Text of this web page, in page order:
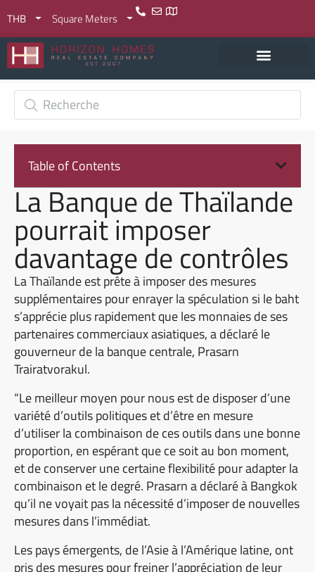
THB Square Meters
Table of Contents
La Banque de Thaïlande
pourrait imposer
davantage de contrôles
La Thaïlande est prête à imposer des mesures
supplémentaires pour enrayer la spéculation si le baht
s’apprécie plus rapidement que les monnaies de ses
partenaires commerciaux asiatiques, a déclaré le
gouverneur de la banque centrale, Prasarn
Trairatvorakul.
“Le meilleur moyen pour nous est de disposer d’une
variété d’outils politiques et d’être en mesure
d’utiliser la combinaison de ces outils dans une bonne
proportion, en espérant que ce soit au bon moment,
et de conserver une certaine flexibilité pour adapter la
combinaison et le degré. Prasarn a déclaré à Bangkok
qu’il ne voyait pas la nécessité d’imposer de nouvelles
mesures dans l’immédiat.
Les pays émergents, de l’Asie à l’Amérique latine, ont
pris des mesures pour freiner l’appréciation de leur